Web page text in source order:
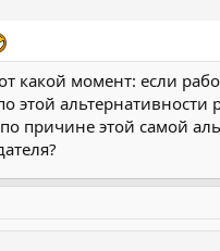
какой момент: если
этой альтернативности
причине этой самой